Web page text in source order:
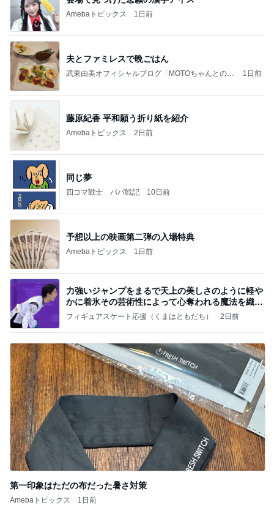
Amebaトピックス 1日前
夫とファミレスで晩ごはん
武東由美オフィシャルブログ「MOTOちゃんとのは
1日前
藤原紀香 平和願う折り紙を紹介
Amebaトピックス 2日前
同じ夢
四コマ戦士 パパ戦記 10日前
予想以上の映画第二弾の入場特典
Amebaトピックス 1日前
力強いジャンプをまるで天上の美しさのように軽や
かに着氷その芸術性によって心奪われる魔法を織り
なす
フィギュアスケート応援（くまはともだち） 2日前
第一印象はただの布だった暑さ対策
Amebaトピックス 1日前